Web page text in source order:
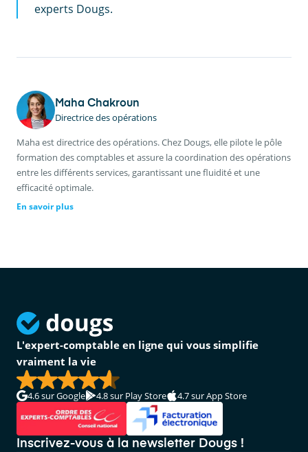
experts Dougs.
Maha Chakroun
Directrice des opérations
Maha est directrice des opérations. Chez Dougs, elle pilote le pôle
formation des comptables et assure la coordination des opérations
entre les différents services, garantissant une fluidité et une
efficacité optimale.
En savoir plus
L'expert-comptable en ligne qui vous simplifie
vraiment la vie
4.6sur Google 4.8sur Play Store 4.7sur App Store
Inscrivez-vous à la newsletter Dougs !